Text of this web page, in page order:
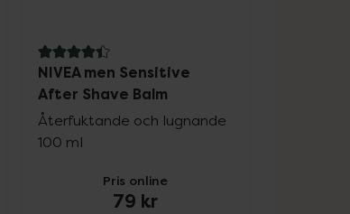
4.4 av 5 i omdöme
NIVEA men Sensitive
After Shave Balm
Återfuktande och lugnande
100 ml
Pris online
79 kr